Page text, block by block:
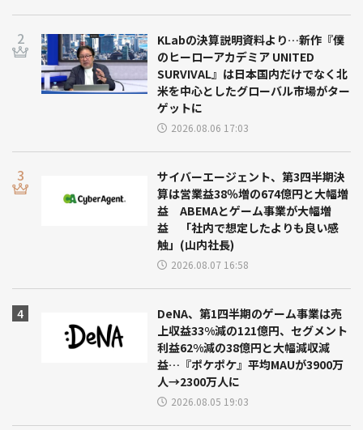
KLabの決算説明資料より…新作『僕
のヒーローアカデミア UNITED
SURVIVAL』は日本国内だけでなく北
米を中心としたグローバル市場がター
ゲットに
2026.08.06 17:03
サイバーエージェント、第3四半期決
算は営業益38％増の674億円と大幅増
益 ABEMAとゲーム事業が大幅増
益 「社内で想定したよりも良い感
触」(山内社長)
2026.08.07 16:58
DeNA、第1四半期のゲーム事業は売
上収益33%減の121億円、セグメント
利益62%減の38億円と大幅減収減
益…『ポケポケ』平均MAUが3900万
人→2300万人に
2026.08.05 19:03